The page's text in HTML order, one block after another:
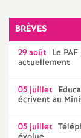
BRÈVES
29 août Le PAF
actuellement
05 juillet
écrivent au
05 juillet